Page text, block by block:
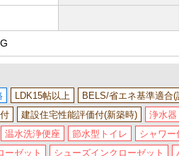
LDK15帖以上 BELS/省エネ基準適合(
建設住宅性能評価付(新築時) 浄水器
温水洗浄便座 節水型トイレ シャワー
ーゼット シューズインクローゼット